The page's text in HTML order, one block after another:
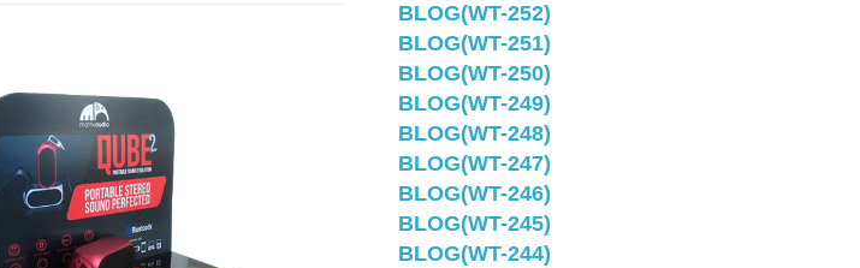
BLOG(WT-252)
BLOG(WT-251)
BLOG(WT-250)
BLOG(WT-249)
BLOG(WT-248)
BLOG(WT-247)
BLOG(WT-246)
BLOG(WT-245)
BLOG(WT-244)